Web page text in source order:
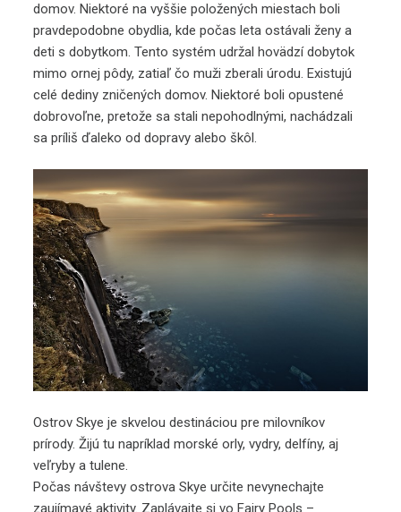
domov. Niektoré na vyššie položených miestach boli
pravdepodobne obydlia, kde počas leta ostávali ženy a
deti s dobytkom. Tento systém udržal hovädzí dobytok
mimo ornej pôdy, zatiaľ čo muži zberali úrodu. Existujú
celé dediny zničených domov. Niektoré boli opustené
dobrovoľne, pretože sa stali nepohodlnými, nachádzali
sa príliš ďaleko od dopravy alebo škôl.
Ostrov Skye je skvelou destináciou pre milovníkov
prírody. Žijú tu napríklad morské orly, vydry, delfíny, aj
veľryby a tulene.
Počas návštevy ostrova Skye určite nevynechajte
zaujímavé aktivity. Zaplávajte si vo Fairy Pools –